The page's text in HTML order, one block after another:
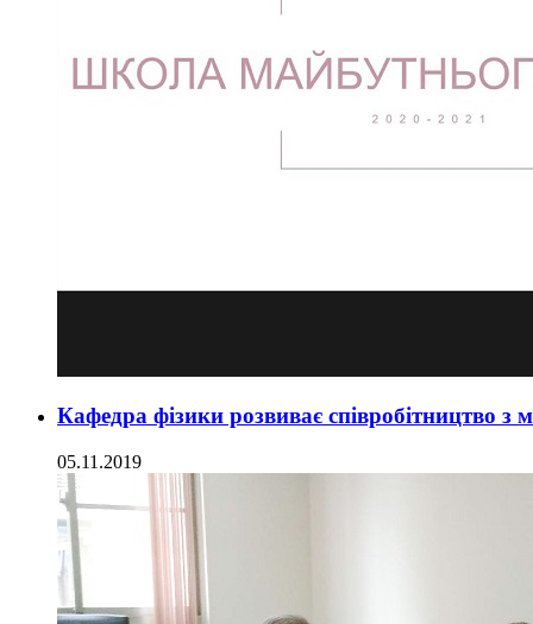
Кафедра фізики розвиває співробітництво з
05.11.2019